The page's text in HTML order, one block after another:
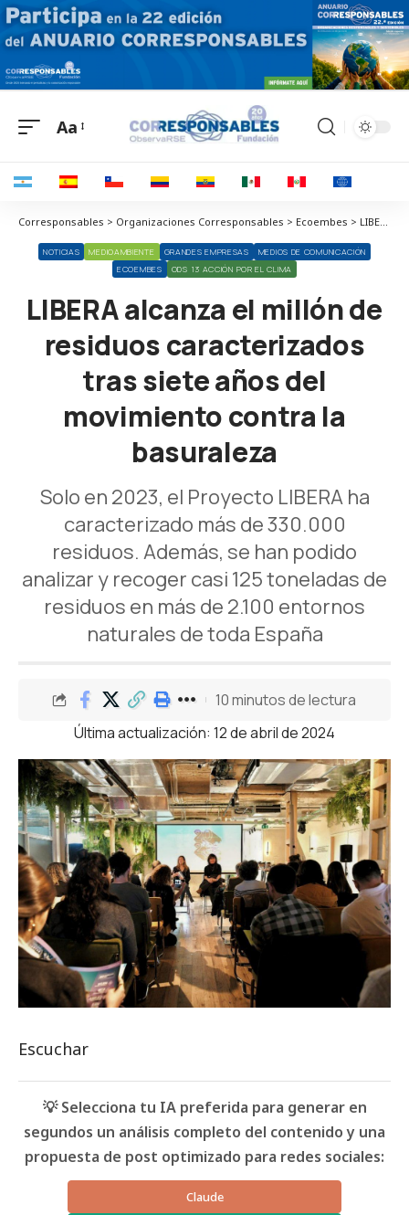
Aa
Corresponsables > Organizaciones Corresponsables > Ecoembes > LIBERA alcanza el millón de residuos caracterizados tras siete años del movimiento contra la basuraleza
NOTICIAS MEDIOAMBIENTE GRANDES EMPRESAS
MEDIOS DE COMUNICACIÓN
ECOEMBES
ODS 13 ACCIÓN POR EL CLIMA
LIBERA alcanza el millón de
residuos caracterizados
tras siete años del
movimiento contra la
basuraleza
Solo en 2023, el Proyecto LIBERA ha
caracterizado más de 330.000
residuos. Además, se han podido
analizar y recoger casi 125 toneladas de
residuos en más de 2.100 entornos
naturales de toda España
Última actualización: 12 de abril de 2024
10 minutos de lectura
Escuchar
💡 Selecciona tu IA preferida para generar en
segundos un análisis completo del contenido y una
propuesta de post optimizado para redes sociales:
Claude